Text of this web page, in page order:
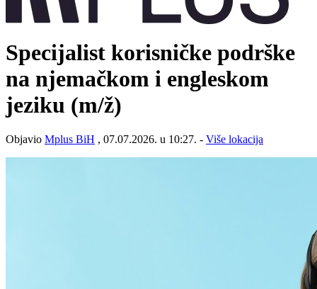
Specijalist korisničke podrške
na njemačkom i engleskom
jeziku (m/ž)
Objavio Mplus BiH , 07.07.2026. u 10:27. - Više lokacija